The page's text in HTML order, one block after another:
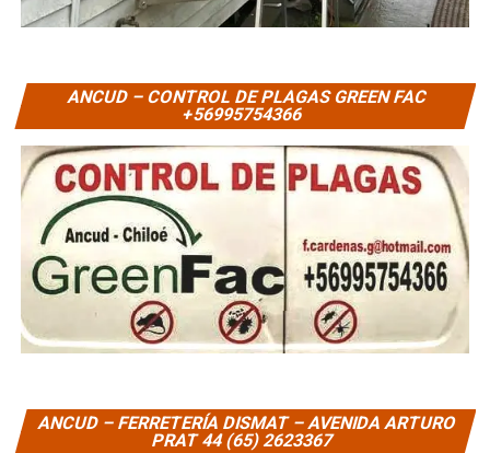
ANCUD – CONTROL DE PLAGAS GREEN FAC
+56995754366
ANCUD – FERRETERÍA DISMAT – AVENIDA ARTURO
PRAT 44 (65) 2623367